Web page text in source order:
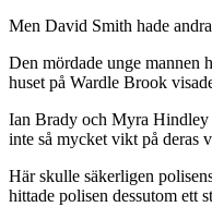
Men David Smith hade
Den mördade unge mannen
huset på Wardle Brook
Ian Brady och Myra Hindley
inte så mycket vikt på deras
Här skulle säkerligen
hittade polisen dessutom ett